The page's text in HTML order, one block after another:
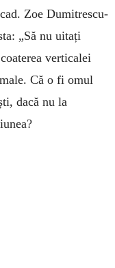
Zoe Dumitrescu-
„Să nu uitați
verticalei
Că o fi omul
dacă nu la